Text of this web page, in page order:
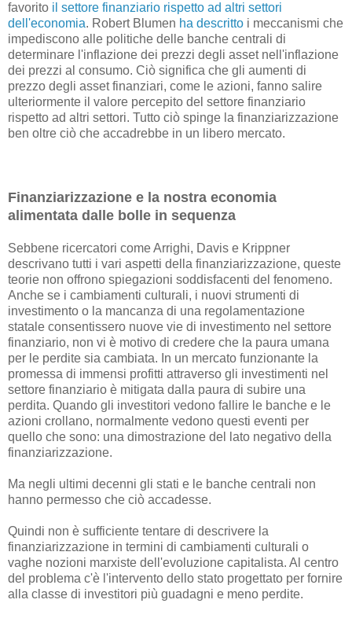
favorito il settore finanziario rispetto ad altri settori
dell'economia. Robert Blumen ha descritto i meccanismi che
impediscono alle politiche delle banche centrali di
determinare l'inflazione dei prezzi degli asset nell'inflazione
dei prezzi al consumo. Ciò significa che gli aumenti di
prezzo degli asset finanziari, come le azioni, fanno salire
ulteriormente il valore percepito del settore finanziario
rispetto ad altri settori. Tutto ciò spinge la finanziarizzazione
ben oltre ciò che accadrebbe in un libero mercato.
Finanziarizzazione e la nostra economia
alimentata dalle bolle in sequenza
Sebbene ricercatori come Arrighi, Davis e Krippner
descrivano tutti i vari aspetti della finanziarizzazione, queste
teorie non offrono spiegazioni soddisfacenti del fenomeno.
Anche se i cambiamenti culturali, i nuovi strumenti di
investimento o la mancanza di una regolamentazione
statale consentissero nuove vie di investimento nel settore
finanziario, non vi è motivo di credere che la paura umana
per le perdite sia cambiata. In un mercato funzionante la
promessa di immensi profitti attraverso gli investimenti nel
settore finanziario è mitigata dalla paura di subire una
perdita. Quando gli investitori vedono fallire le banche e le
azioni crollano, normalmente vedono questi eventi per
quello che sono: una dimostrazione del lato negativo della
finanziarizzazione.
Ma negli ultimi decenni gli stati e le banche centrali non
hanno permesso che ciò accadesse.
Quindi non è sufficiente tentare di descrivere la
finanziarizzazione in termini di cambiamenti culturali o
vaghe nozioni marxiste dell'evoluzione capitalista. Al centro
del problema c'è l'intervento dello stato progettato per fornire
alla classe di investitori più guadagni e meno perdite.